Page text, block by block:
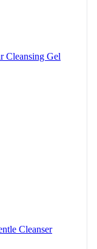
Cleansing Gel
Cleanser